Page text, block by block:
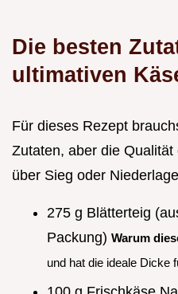
Die besten
ultimativen
Für dieses Rezept
Zutaten, aber die
über Sieg oder
275 g Blätterteig
Packung) Warum
und hat die ideale Dicke